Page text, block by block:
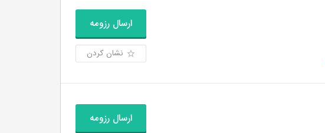
ارسال رزومه
نشان کردن
ارسال رزومه